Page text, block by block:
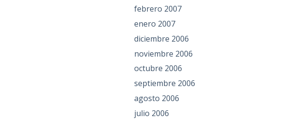
febrero 2007
enero 2007
diciembre 2006
noviembre 2006
octubre 2006
septiembre 2006
agosto 2006
julio 2006